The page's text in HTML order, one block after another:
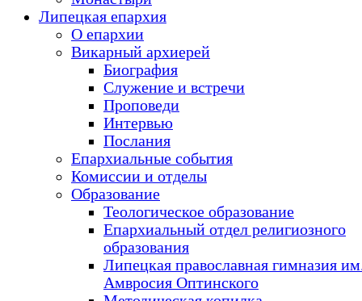
Липецкая епархия
О епархии
Викарный архиерей
Биография
Служение и встречи
Проповеди
Интервью
Послания
Епархиальные события
Комиссии и отделы
Образование
Теологическое образование
Епархиальный отдел религиозного
образования
Липецкая православная гимназия
Амвросия Оптинского